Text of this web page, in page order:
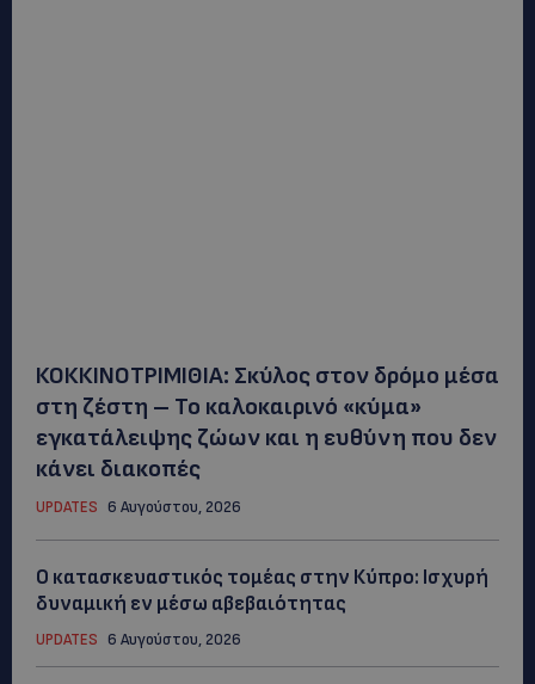
ΚΟΚΚΙΝΟΤΡΙΜΙΘΙΑ: Σκύλος στον δρόμο μέσα
στη ζέστη – Το καλοκαιρινό «κύμα»
εγκατάλειψης ζώων και η ευθύνη που δεν
κάνει διακοπές
UPDATES 6 Αυγούστου, 2026
Ο κατασκευαστικός τομέας στην Κύπρο: Ισχυρή
δυναμική εν μέσω αβεβαιότητας
UPDATES 6 Αυγούστου, 2026